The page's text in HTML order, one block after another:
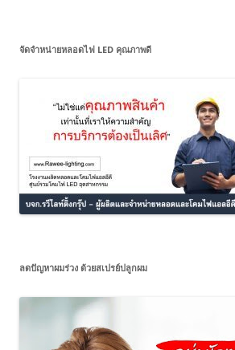
จัดจำหน่ายหลอดไฟ LED คุณภาพดี
ลดปัญหาผมร่วง ด้วยสเปรย์ปลูกผม